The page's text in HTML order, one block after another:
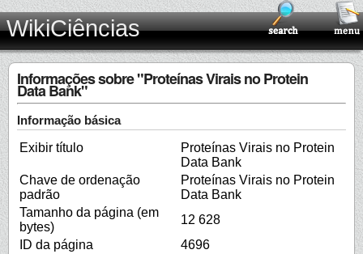
WikiCiências
Informações sobre "Proteínas Virais no Protein
Data Bank"
Informação básica
Exibir título
Proteínas Virais no Protein
Data Bank
Chave de ordenação
padrão
Proteínas Virais no Protein
Data Bank
Tamanho da página (em
bytes)
12 628
ID da página
4696